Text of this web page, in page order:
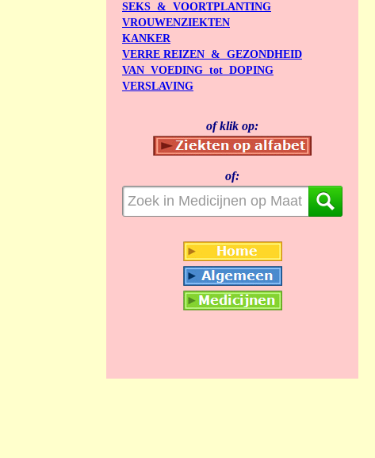
SEKS & VOORTPLANTING
VROUWENZIEKTEN
KANKER
VERRE REIZEN & GEZONDHEID
VAN VOEDING tot DOPING
VERSLAVING
of klik op:
of: